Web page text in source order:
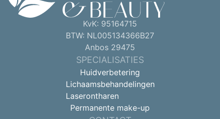
KvK: 95164715
BTW: NL005134366B27
Anbos 29475
SPECIALISATIES
Huidverbetering
Lichaamsbehandelingen
Laserontharen
Permanente make-up